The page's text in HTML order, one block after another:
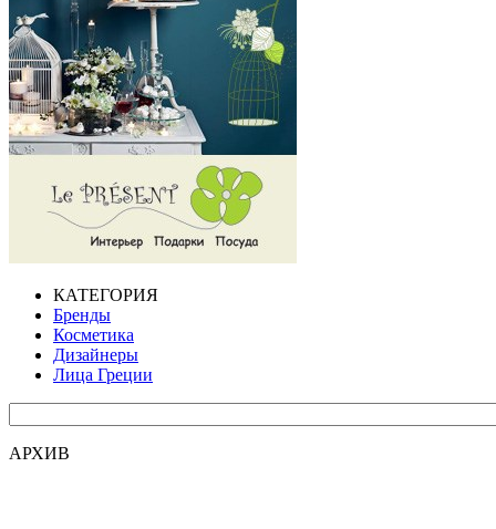
КАТЕГОРИЯ
Бренды
Косметика
Дизайнеры
Лица Греции
АРХИВ